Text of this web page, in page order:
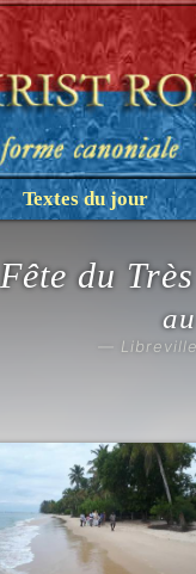
Textes du jour
Fête du
—